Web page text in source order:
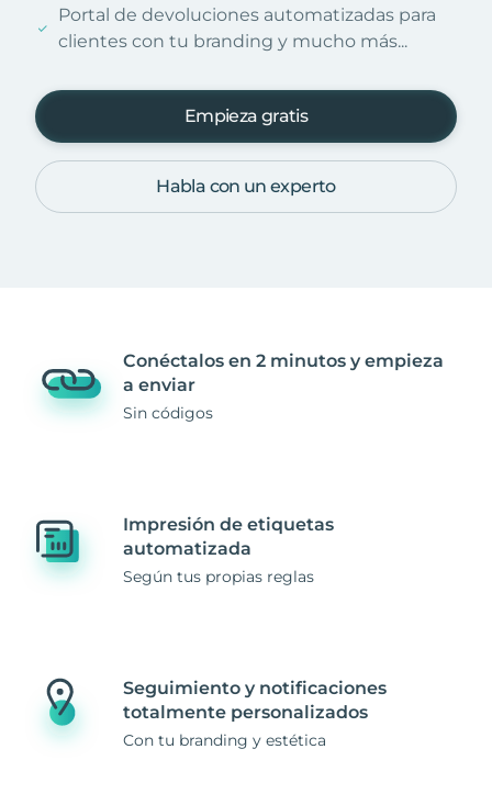
Portal de devoluciones automatizadas para
clientes con tu branding y mucho más...
Empieza gratis
Habla con un experto
Conéctalos en 2 minutos y empieza
a enviar
Sin códigos
Impresión de etiquetas
automatizada
Según tus propias reglas
Seguimiento y notificaciones
totalmente personalizados
Con tu branding y estética